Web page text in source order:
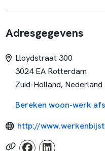
Adresgegevens
Lloydstraat 300
3024 EA Rotterdam
Zuid-Holland, Nederland
Bereken woon-werk
http://